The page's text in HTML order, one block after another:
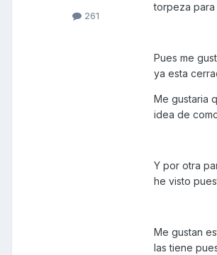
261
torpeza para
Pues me
ya esta
Me gustaria
idea de
Y por otra
he visto
Me gustan
las tiene